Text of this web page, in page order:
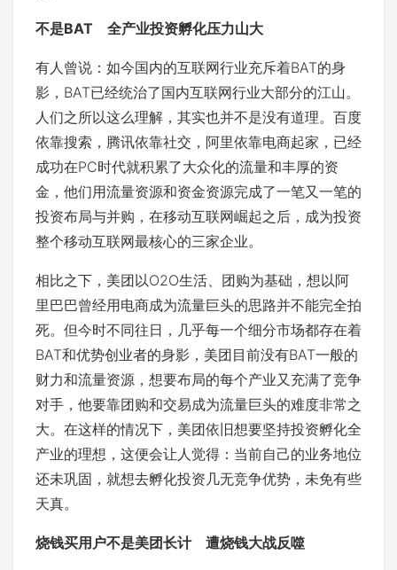
不是BAT 全产业投资孵化压力山大
有人曾说：如今国内的互联网行业充斥着BAT的身
影，BAT已经统治了国内互联网行业大部分的江山。
人们之所以这么理解，其实也并不是没有道理。百度
依靠搜索，腾讯依靠社交，阿里依靠电商起家，已经
成功在PC时代就积累了大众化的流量和丰厚的资
金，他们用流量资源和资金资源完成了一笔又一笔的
投资布局与并购，在移动互联网崛起之后，成为投资
整个移动互联网最核心的三家企业。
相比之下，美团以O2O生活、团购为基础，想以阿
里巴巴曾经用电商成为流量巨头的思路并不能完全拍
死。但今时不同往日，几乎每一个细分市场都存在着
BAT和优势创业者的身影，美团目前没有BAT一般的
财力和流量资源，想要布局的每个产业又充满了竞争
对手，他要靠团购和交易成为流量巨头的难度非常之
大。在这样的情况下，美团依旧想要坚持投资孵化全
产业的理想，这便会让人觉得：当前自己的业务地位
还未巩固，就想去孵化投资几无竞争优势，未免有些
天真。
烧钱买用户不是美团长计 遭烧钱大战反噬